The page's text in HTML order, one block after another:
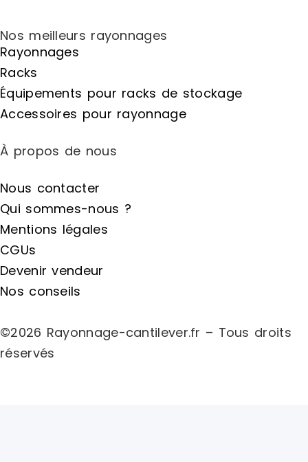
Nos meilleurs rayonnages
Rayonnages
Racks
Équipements pour racks de stockage
Accessoires pour rayonnage
À propos de nous
Nous contacter
Qui sommes-nous ?
Mentions légales
CGUs
Devenir vendeur
Nos conseils
©2026 Rayonnage-cantilever.fr – Tous droits
réservés